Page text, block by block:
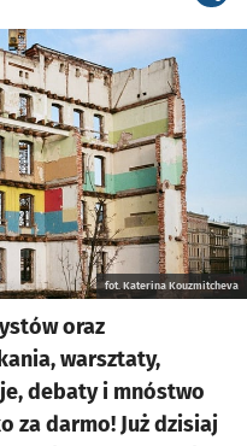
fot. Katerina Kouzmitcheva
oraz
warsztaty,
debaty i mnóstwo
za darmo! Już dzisiaj